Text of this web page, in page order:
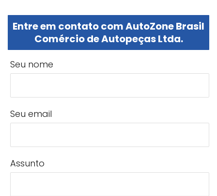
Entre em contato com AutoZone Brasil
Comércio de Autopeças Ltda.
Seu nome
Seu email
Assunto